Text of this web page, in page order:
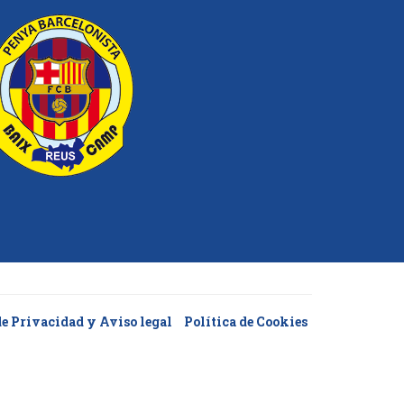
Privacidad y Aviso legal Política de Cookies